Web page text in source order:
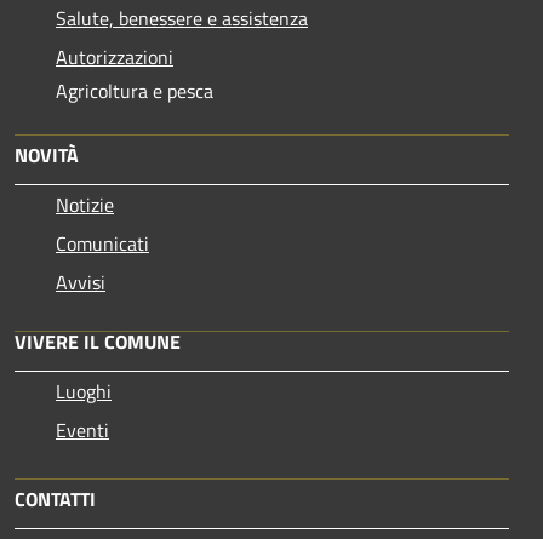
Salute, benessere e assistenza
Autorizzazioni
Agricoltura e pesca
NOVITÀ
Notizie
Comunicati
Avvisi
VIVERE IL COMUNE
Luoghi
Eventi
CONTATTI